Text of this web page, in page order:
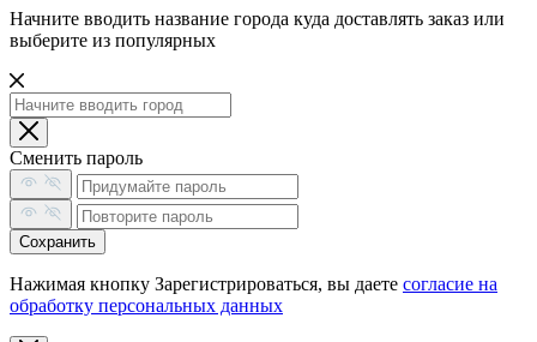
Начните вводить название города куда доставлять заказ или
выберите из популярных
Сменить пароль
Сохранить
Нажимая кнопку Зарегистрироваться, вы даете согласие на
обработку персональных данных